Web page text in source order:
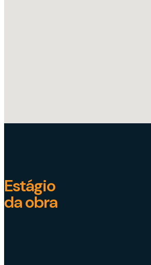
Estágio
da obra